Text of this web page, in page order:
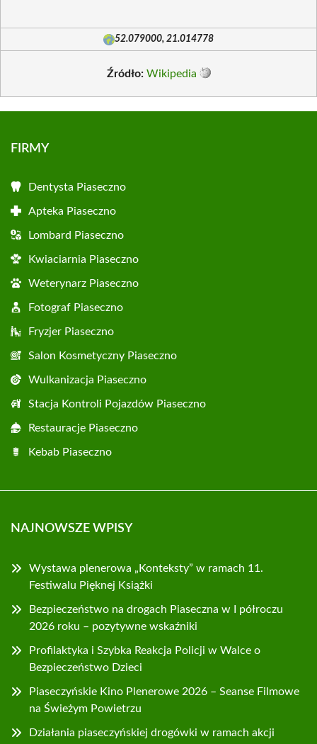
52.079000, 21.014778
Źródło: Wikipedia
FIRMY
Dentysta Piaseczno
Apteka Piaseczno
Lombard Piaseczno
Kwiaciarnia Piaseczno
Weterynarz Piaseczno
Fotograf Piaseczno
Fryzjer Piaseczno
Salon Kosmetyczny Piaseczno
Wulkanizacja Piaseczno
Stacja Kontroli Pojazdów Piaseczno
Restauracje Piaseczno
Kebab Piaseczno
NAJNOWSZE WPISY
Wystawa plenerowa „Konteksty” w ramach 11.
Festiwalu Pięknej Książki
Bezpieczeństwo na drogach Piaseczna w I półroczu
2026 roku – pozytywne wskaźniki
Profilaktyka i Szybka Reakcja Policji w Walce o
Bezpieczeństwo Dzieci
Piaseczyńskie Kino Plenerowe 2026 – Seanse Filmowe
na Świeżym Powietrzu
Działania piaseczyńskiej drogówki w ramach akcji